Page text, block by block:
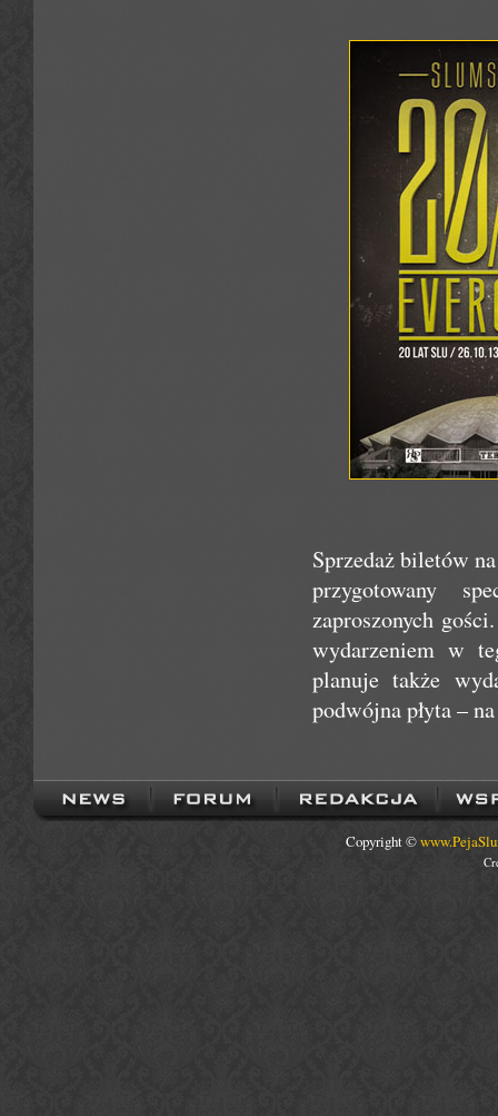
Sprzedaż biletów
przygotowany
zaproszonych
wydarzeniem w
planuje także
podwójna płyta –
Copyright ©